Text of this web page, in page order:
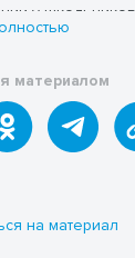
истории
у школьников
о причинах
участников
установках
изложить
способствует
материалом
на материал